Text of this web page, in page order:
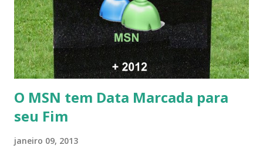
O MSN tem Data Marcada para
seu Fim
janeiro 09, 2013